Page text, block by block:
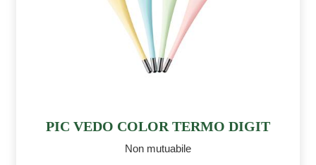
PIC VEDO COLOR TERMO DIGIT
Non mutuabile